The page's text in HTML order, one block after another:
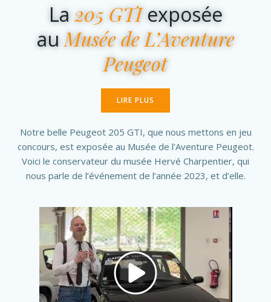
La205 GTIexposée
auMusée de L’Aventure
Peugeot
LIRE PLUS
Notre belle Peugeot 205 GTI, que nous mettons en jeu
concours, est exposée au Musée de l’Aventure Peugeot.
Voici le conservateur du musée Hervé Charpentier, qui
nous parle de l’événement de l’année 2023, et d’elle.